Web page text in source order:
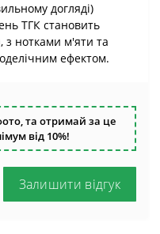
догляді)
ТГК становить
з нотками м'яти та
ефектом.
та отримай за це
від 10%!
Залишити відгук